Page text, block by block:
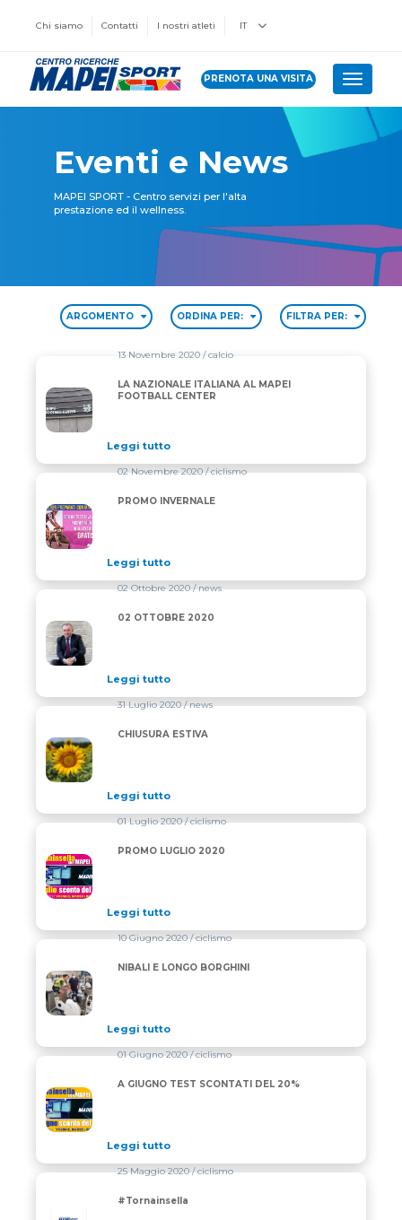
Chi siamo Contatti I nostri atleti IT
PRENOTA UNA VISITA Toggle
Eventi e News
MAPEI SPORT - Centro servizi per l'alta
prestazione ed il wellness.
ARGOMENTO ORDINA PER: FILTRA PER:
LA NAZIONALE ITALIANA AL MAPEI FOOTBALL
13 Novembre 2020/ calcio
LA NAZIONALE ITALIANA AL MAPEI
FOOTBALL CENTER
Leggi tutto
PROMO INVERNALE
02 Novembre 2020/ ciclismo
PROMO INVERNALE
Leggi tutto
02 OTTOBRE 2020
02 Ottobre 2020/ news
02 OTTOBRE 2020
Leggi tutto
CHIUSURA ESTIVA
31 Luglio 2020/ news
CHIUSURA ESTIVA
Leggi tutto
PROMO LUGLIO 2020
01 Luglio 2020/ ciclismo
PROMO LUGLIO 2020
Leggi tutto
NIBALI E LONGO BORGHINI
10 Giugno 2020/ ciclismo
NIBALI E LONGO BORGHINI
Leggi tutto
A GIUGNO TEST SCONTATI DEL 20%
01 Giugno 2020/ ciclismo
A GIUGNO TEST SCONTATI DEL 20%
Leggi tutto
25 Maggio 2020/ ciclismo
#Tornainsella